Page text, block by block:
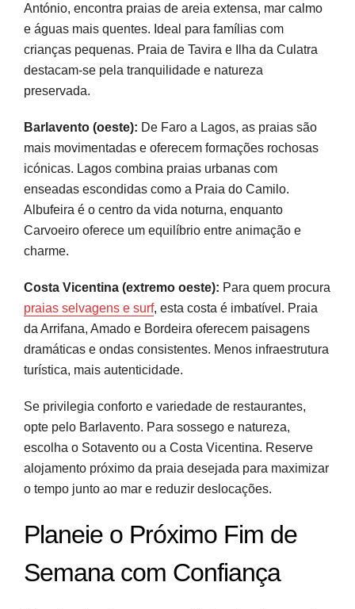
António, encontra praias de areia extensa, mar calmo
e águas mais quentes. Ideal para famílias com
crianças pequenas. Praia de Tavira e Ilha da Culatra
destacam-se pela tranquilidade e natureza
preservada.
Barlavento (oeste): De Faro a Lagos, as praias são
mais movimentadas e oferecem formações rochosas
icónicas. Lagos combina praias urbanas com
enseadas escondidas como a Praia do Camilo.
Albufeira é o centro da vida noturna, enquanto
Carvoeiro oferece um equilíbrio entre animação e
charme.
Costa Vicentina (extremo oeste): Para quem procura
praias selvagens e surf, esta costa é imbatível. Praia
da Arrifana, Amado e Bordeira oferecem paisagens
dramáticas e ondas consistentes. Menos infraestrutura
turística, mais autenticidade.
Se privilegia conforto e variedade de restaurantes,
opte pelo Barlavento. Para sossego e natureza,
escolha o Sotavento ou a Costa Vicentina. Reserve
alojamento próximo da praia desejada para maximizar
o tempo junto ao mar e reduzir deslocações.
Planeie o Próximo Fim de
Semana com Confiança